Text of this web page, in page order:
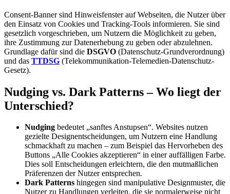
Con­sent-Ban­ner sind Hin­weis­fens­ter auf Web­sei­ten, die Nut­zer über
den Ein­satz von Coo­kies und Track­ing-Tools infor­mie­ren. Sie sind
gesetz­lich vor­ge­schrie­ben, um Nut­zern die Mög­lich­keit zu geben,
ihre Zustim­mung zur Daten­er­he­bung zu geben oder abzu­leh­nen.
Grund­la­ge dafür sind die DSGVO (Daten­schutz-Grund­ver­ord­nung)
und das TTDSG (Tele­kom­mu­ni­ka­ti­on-Tele­me­di­en-Daten­schutz-
Gesetz).
Nud­ging vs. Dark Pat­terns – Wo liegt der
Unter­schied?
Nud­ging bedeu­tet „sanf­tes Anstup­sen“. Web­sites nut­zen
geziel­te Design­ent­schei­dun­gen, um Nut­zern eine Hand­lung
schmack­haft zu machen – zum Bei­spiel das Her­vor­he­ben des
But­tons „Alle Coo­kies akzep­tie­ren“ in einer auf­fäl­li­gen Far­be.
Dies soll Ent­schei­dun­gen erleich­tern, die den mut­maß­li­chen
Prä­fe­ren­zen der Nut­zer ent­spre­chen.
Dark Pat­terns hin­ge­gen sind mani­pu­la­ti­ve Design­mus­ter, die
Nut­zer zu Hand­lun­gen ver­lei­ten, die sie nor­ma­ler­wei­se nicht